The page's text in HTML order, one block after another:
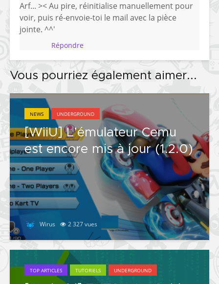
Arf... >< Au pire, réinitialise manuellement pour
voir, puis ré-envoie-toi le mail avec la pièce
jointe. ^^'
Répondre
Vous pourriez également aimer...
NEWS UNDERGROUND
[WiiU] L’émulateur Cemu
est encore mis à jour (1.2.0)
Wirus 2 327 vues
TOP ARTICLES TUTORIELS UNDERGROUND